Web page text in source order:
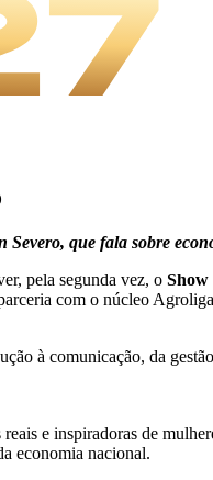
Severo, que fala sobre
pela segunda vez, o
com o núcleo
à comunicação, da
e inspiradoras de
economia nacional.